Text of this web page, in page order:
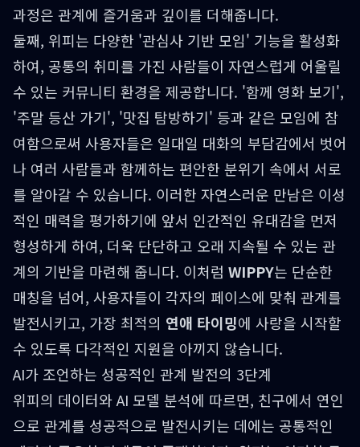
과정은 관계에 즐거움과 깊이를 더해줍니다.
둘째, 위피는 다양한 '관심사 기반 모임' 기능을 활성화
하여, 공통의 취미를 가진 사람들이 자연스럽게 어울릴
수 있는 커뮤니티 환경을 제공합니다. '함께 영화 보기',
'주말 등산 가기', '맛집 탐방하기' 등과 같은 모임에 참
여함으로써 사용자들은 일대일 대화의 부담감에서 벗어
나 여러 사람들과 함께하는 편안한 분위기 속에서 서로
를 알아갈 수 있습니다. 이러한 자연스러운 만남은 이성
적인 매력을 평가하기에 앞서 인간적인 유대감을 먼저
형성하게 하여, 더욱 단단하고 오래 지속될 수 있는 관
계의 기반을 마련해 줍니다. 이처럼 WIPPY는 단순한
매칭을 넘어, 사용자들이 각자의 페이스에 맞춰 관계를
발전시키고, 가장 최적의 연애 타이밍에 사랑을 시작할
수 있도록 다각적인 지원을 아끼지 않습니다.
AI가 조언하는 성공적인 관계 발전의 3단계
위피의 데이터와 AI 모델 분석에 따르면, 친구에서 연인
으로 관계를 성공적으로 발전시키는 데에는 공통적인